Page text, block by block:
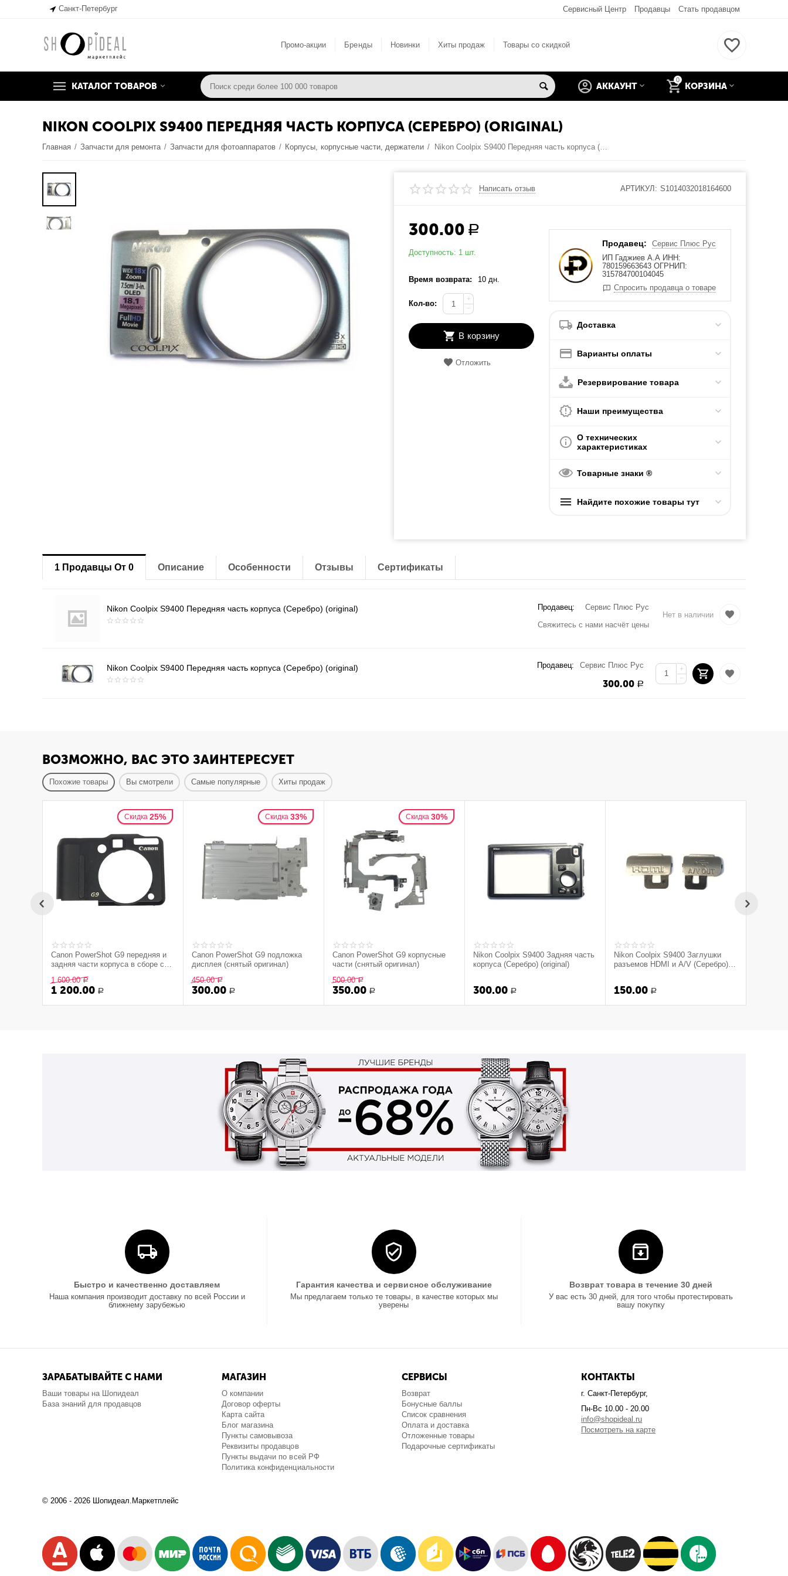
Санкт-Петербург Сервисный Центр Продавцы Стать продавцом
Промо-акции Бренды Новинки Хиты продаж Товары со скидкой
КАТАЛОГ ТОВАРОВ
0
КОРЗИНА
АККАУНТ
NIKON COOLPIX S9400 ПЕРЕДНЯЯ ЧАСТЬ КОРПУСА (СЕРЕБРО) (ORIGINAL)
Главная / Запчасти для ремонта / Запчасти для фотоаппаратов / Корпусы, корпусные части, держатели / Nikon Coolpix S9400 Передняя часть корпуса (Серебро) (original)
Написать отзыв АРТИКУЛ: S1014032018164600
300.00 Р
Доступность: 1 шт.
Время возврата: 10 дн.
Кол-во:
+
−
В корзину
Отложить
Продавец:
Сервис Плюс Рус
ИП Гаджиев А.А ИНН:
780159663643 ОГРНИП:
315784700104045
Спросить продавца о товаре
Доставка
Варианты оплаты
Резервирование товара
Наши преимущества
О технических
характеристиках
Товарные знаки ®
Найдите похожие товары тут
1 Продавцы От 0 Описание Особенности Отзывы Сертификаты
Nikon Coolpix S9400 Передняя часть корпуса (Серебро) (original) Продавец:
Сервис Плюс Рус
Свяжитесь с нами насчёт цены
Нет в наличии
Nikon Coolpix S9400 Передняя часть корпуса (Серебро) (original) Продавец: Сервис Плюс Рус
300.00 Р
+
−
ВОЗМОЖНО, ВАС ЭТО ЗАИНТЕРЕСУЕТ
Похожие товары Вы смотрели Самые популярные Хиты продаж
Скидка 25%
Canon PowerShot G9 передняя и
задняя части корпуса в сборе со
черный
1 600.00 Р
1 200.00 Р
Скидка 33%
Canon PowerShot G9 подложка
дисплея (снятый оригинал)
450.00 Р
300.00 Р
Скидка 30%
Canon PowerShot G9 корпусные
части (снятый оригинал)
500.00 Р
350.00 Р
Nikon Coolpix S9400 Задняя часть
корпуса (Серебро) (original)
300.00 Р
Nikon Coolpix S9400 Заглушки
разъемов HDMI и A/V (Серебро)
150.00 Р
Быстро и качественно доставляем
Наша компания производит доставку по всей России и
ближнему зарубежью
Гарантия качества и сервисное обслуживание
Мы предлагаем только те товары, в качестве которых мы
уверены
Возврат товара в течение 30 дней
У вас есть 30 дней, для того чтобы протестировать
вашу покупку
ЗАРАБАТЫВАЙТЕ С НАМИ
Ваши товары на Шопидеал
База знаний для продавцов
МАГАЗИН
О компании
Договор оферты
Карта сайта
Блог магазина
Пункты самовывоза
Реквизиты продавцов
Пункты выдачи по всей РФ
Политика конфиденциальности
СЕРВИСЫ
Возврат
Бонусные баллы
Список сравнения
Оплата и доставка
Отложенные товары
Подарочные сертификаты
КОНТАКТЫ
г. Санкт-Петербург,
Пн-Вс 10.00 - 20.00
info@shopideal.ru
Посмотреть на карте
© 2006 - 2026 Шопидеал.Маркетплейс